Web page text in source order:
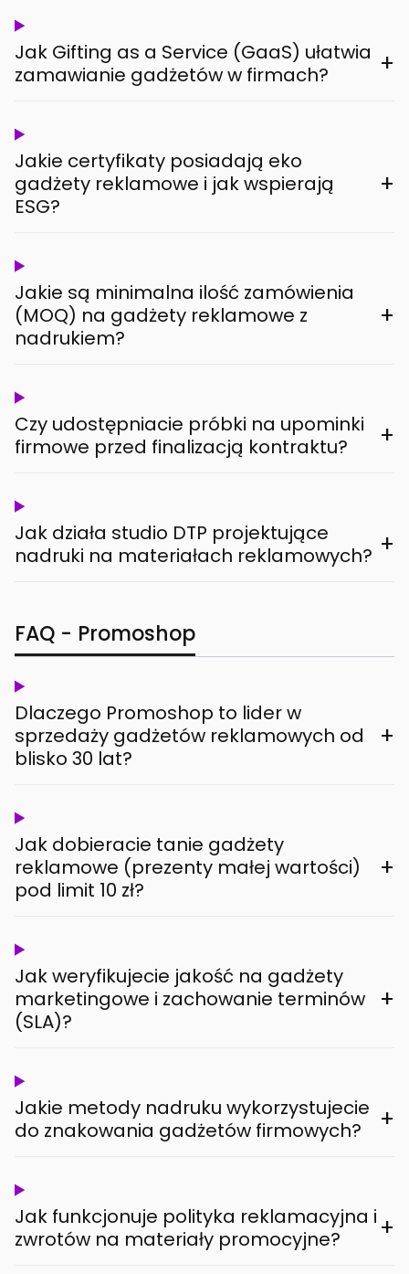
Jak Gifting as a Service (GaaS) ułatwia
zamawianie gadżetów w firmach?
+
Jakie certyfikaty posiadają eko
gadżety reklamowe i jak wspierają
ESG?
+
Jakie są minimalna ilość zamówienia
(MOQ) na gadżety reklamowe z
nadrukiem?
+
Czy udostępniacie próbki na upominki
firmowe przed finalizacją kontraktu?
+
Jak działa studio DTP projektujące
nadruki na materiałach reklamowych? +
FAQ - Promoshop
Dlaczego Promoshop to lider w
sprzedaży gadżetów reklamowych od
blisko 30 lat?
+
Jak dobieracie tanie gadżety
reklamowe (prezenty małej wartości)
pod limit 10 zł?
+
Jak weryfikujecie jakość na gadżety
marketingowe i zachowanie terminów
(SLA)?
+
Jakie metody nadruku wykorzystujecie
do znakowania gadżetów firmowych?
+
Jak funkcjonuje polityka reklamacyjna i
zwrotów na materiały promocyjne?
+